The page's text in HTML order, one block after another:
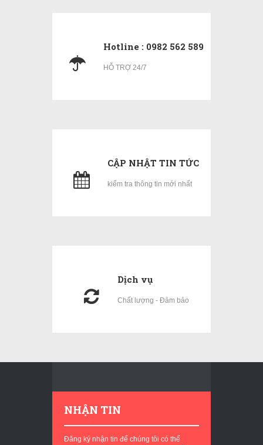
Hotline : 0982 562 589
HỖ TRỢ 24/7
CẬP NHẬT TIN TỨC
kiểm tra thông tin mới nhất
Dịch vụ
Chất lượng - Đảm bảo
NHẬN TIN
Đăng ký nhận tin để chúng tôi có thể